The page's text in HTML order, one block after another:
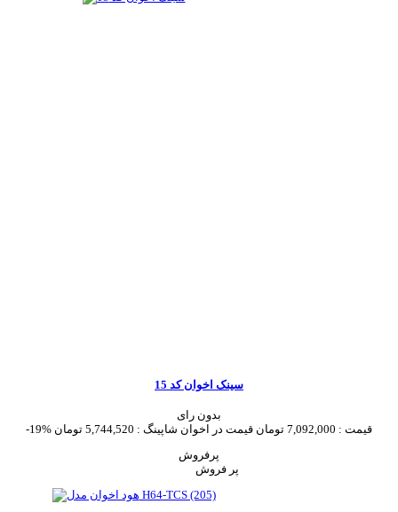
سینک اخوان کد 15
بدون رای
-19%
قیمت : 7,092,000 تومان قیمت در اخوان شاپینگ : 5,744,520 تومان
پرفروش